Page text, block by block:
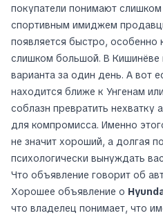
покупатели понимают
спортивным имиджем
появляется быстро, особенно
слишком большой. В
варианта за один день. А вот
находится ближе к Унгенам
соблазн превратить нехватку
для компромисса. Именно
не значит хороший, а долгая
психологически вынуждать
Что объявление говорит об
Хорошее объявление о
что владелец понимает, что